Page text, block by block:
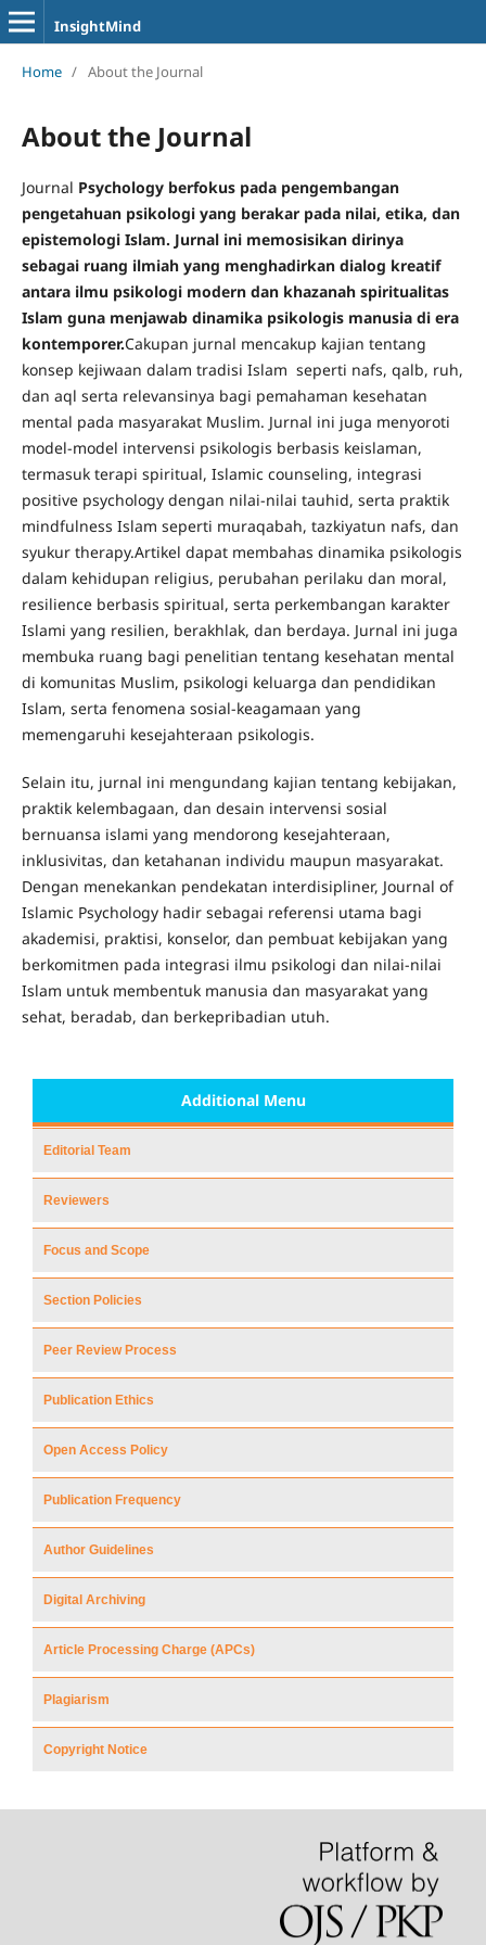
InsightMind
Home / About the Journal
About the Journal
Journal Psychology berfokus pada pengembangan
pengetahuan psikologi yang berakar pada nilai, etika, dan
epistemologi Islam. Jurnal ini memosisikan dirinya
sebagai ruang ilmiah yang menghadirkan dialog kreatif
antara ilmu psikologi modern dan khazanah spiritualitas
Islam guna menjawab dinamika psikologis manusia di era
kontemporer.Cakupan jurnal mencakup kajian tentang
konsep kejiwaan dalam tradisi Islam seperti nafs, qalb, ruh,
dan aql serta relevansinya bagi pemahaman kesehatan
mental pada masyarakat Muslim. Jurnal ini juga menyoroti
model-model intervensi psikologis berbasis keislaman,
termasuk terapi spiritual, Islamic counseling, integrasi
positive psychology dengan nilai-nilai tauhid, serta praktik
mindfulness Islam seperti muraqabah, tazkiyatun nafs, dan
syukur therapy.Artikel dapat membahas dinamika psikologis
dalam kehidupan religius, perubahan perilaku dan moral,
resilience berbasis spiritual, serta perkembangan karakter
Islami yang resilien, berakhlak, dan berdaya. Jurnal ini juga
membuka ruang bagi penelitian tentang kesehatan mental
di komunitas Muslim, psikologi keluarga dan pendidikan
Islam, serta fenomena sosial-keagamaan yang
memengaruhi kesejahteraan psikologis.
Selain itu, jurnal ini mengundang kajian tentang kebijakan,
praktik kelembagaan, dan desain intervensi sosial
bernuansa islami yang mendorong kesejahteraan,
inklusivitas, dan ketahanan individu maupun masyarakat.
Dengan menekankan pendekatan interdisipliner, Journal of
Islamic Psychology hadir sebagai referensi utama bagi
akademisi, praktisi, konselor, dan pembuat kebijakan yang
berkomitmen pada integrasi ilmu psikologi dan nilai-nilai
Islam untuk membentuk manusia dan masyarakat yang
sehat, beradab, dan berkepribadian utuh.
Additional Menu
Editorial Team
Reviewers
Focus and Scope
Section Policies
Peer Review Process
Publication Ethics
Open Access Policy
Publication Frequency
Author Guidelines
Digital Archiving
Article Processing Charge (APCs)
Plagiarism
Copyright Notice